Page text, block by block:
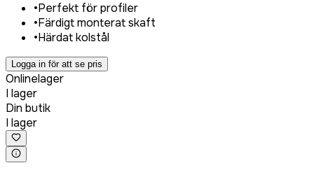
•Perfekt för profiler
•Färdigt monterat skaft
•Härdat kolstål
Logga in för att se pris
Onlinelager
I lager
Din butik
I lager